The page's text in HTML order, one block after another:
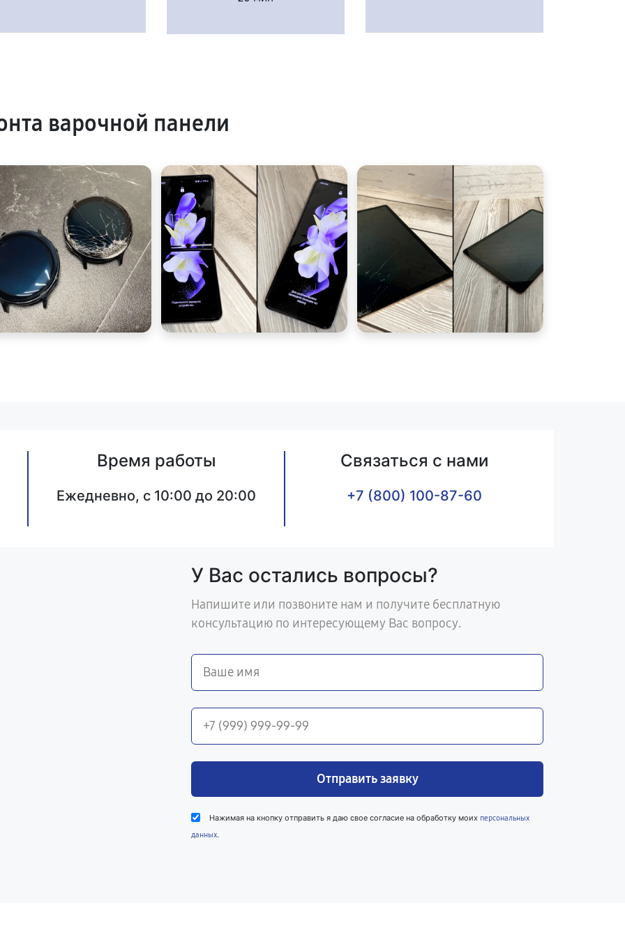
варочной панели
Время работы
Ежедневно, с 10:00 до 20:00
Связаться с нами
+7 (800) 100-87-60
У Вас остались вопросы?
Напишите или позвоните нам и получите бесплатную
консультацию по интересующему Вас вопросу.
Отправить заявку
Нажимая на кнопку отправить я даю свое согласие на обработку моих персональных
данных.